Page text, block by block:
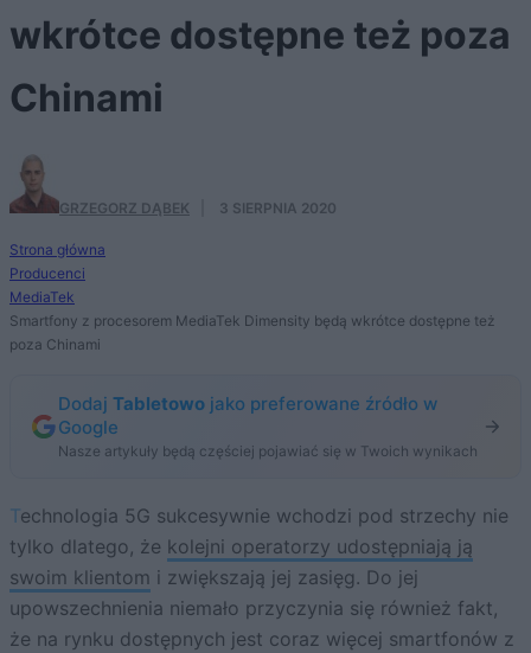
wkrótce dostępne też poza
Chinami
GRZEGORZ DĄBEK 3 SIERPNIA 2020
Strona główna
Producenci
MediaTek
Smartfony z procesorem MediaTek Dimensity będą wkrótce dostępne też
poza Chinami
Dodaj Tabletowo jako preferowane źródło w
Google
Nasze artykuły będą częściej pojawiać się w Twoich wynikach
Technologia 5G sukcesywnie wchodzi pod strzechy nie
tylko dlatego, że kolejni operatorzy udostępniają ją
swoim klientom i zwiększają jej zasięg. Do jej
upowszechnienia niemało przyczynia się również fakt,
że na rynku dostępnych jest coraz więcej smartfonów z